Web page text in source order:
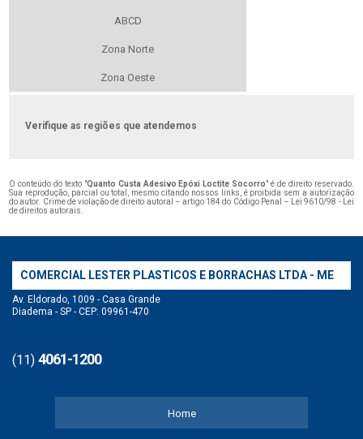
ABCD
Zona Norte
Zona Oeste
Verifique as regiões que atendemos
O conteúdo do texto "Quanto Custa Adesivo Epóxi Loctite Socorro" é de direito reservado.
Sua reprodução, parcial ou total, mesmo citando nossos links, é proibida sem a autorização
do autor. Crime de violação de direito autoral – artigo 184 do Código Penal – Lei 9610/98 - Lei
de direitos autorais.
COMERCIAL LESTER PLASTICOS E BORRACHAS LTDA - ME
Av. Eldorado, 1009 - Casa Grande
Diadema - SP - CEP: 09961-470
(11) 4061-1200
Home